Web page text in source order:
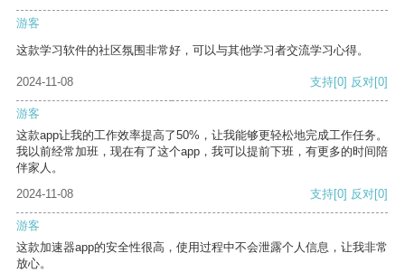
游客
这款学习软件的社区氛围非常好，可以与其他学习者交流学习心得。
2024-11-08 支持[0] 反对[0]
游客
这款app让我的工作效率提高了50%，让我能够更轻松地完成工作任务。
我以前经常加班，现在有了这个app，我可以提前下班，有更多的时间陪
伴家人。
2024-11-08
支持[0] 反对[0]
游客
这款加速器app的安全性很高，使用过程中不会泄露个人信息，让我非常
放心。